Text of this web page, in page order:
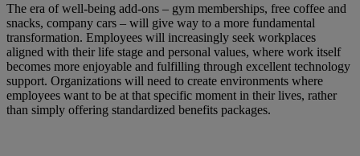
The era of well-being add-ons – gym memberships, free coffee and
snacks, company cars – will give way to a more fundamental
transformation. Employees will increasingly seek workplaces
aligned with their life stage and personal values, where work itself
becomes more enjoyable and fulfilling through excellent technology
support. Organizations will need to create environments where
employees want to be at that specific moment in their lives, rather
than simply offering standardized benefits packages.